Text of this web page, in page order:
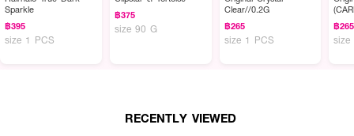
ไว้เป็นเวลานาน ช่วยลดการขาดหลุดร่วงของเส้นผมและไม่ทิ้งรอยกิ๊บ พร้อมเพิ่ม
ความโดดเด่นให้กับทรงผมด้วยจี้ตกแต่งสุดคิวท์
● Large Size (L): กิ๊บไซส์ใหญ่พิเศษ ออกแบบมาเพื่อสาวผมหนา ผมยาว หรือผู้
Sparkle
฿395
size 1 PCS
฿375
size 90 G
Clear//0.2G
฿265
size 1 PCS
฿265
size
RECENTLY VIEWED